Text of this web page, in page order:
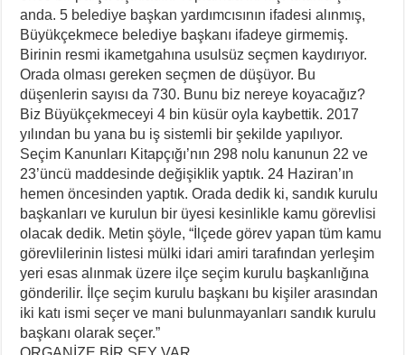
anda. 5 belediye başkan yardımcısının ifadesi alınmış,
Büyükçekmece belediye başkanı ifadeye girmemiş.
Birinin resmi ikametgahına usulsüz seçmen kaydırıyor.
Orada olması gereken seçmen de düşüyor. Bu
düşenlerin sayısı da 730. Bunu biz nereye koyacağız?
Biz Büyükçekmeceyi 4 bin küsür oyla kaybettik. 2017
yılından bu yana bu iş sistemli bir şekilde yapılıyor.
Seçim Kanunları Kitapçığı’nın 298 nolu kanunun 22 ve
23’üncü maddesinde değişiklik yaptık. 24 Haziran’ın
hemen öncesinden yaptık. Orada dedik ki, sandık kurulu
başkanları ve kurulun bir üyesi kesinlikle kamu görevlisi
olacak dedik. Metin şöyle, “İlçede görev yapan tüm kamu
görevlilerinin listesi mülki idari amiri tarafından yerleşim
yeri esas alınmak üzere ilçe seçim kurulu başkanlığına
gönderilir. İlçe seçim kurulu başkanı bu kişiler arasından
iki katı ismi seçer ve mani bulunmayanları sandık kurulu
başkanı olarak seçer.”